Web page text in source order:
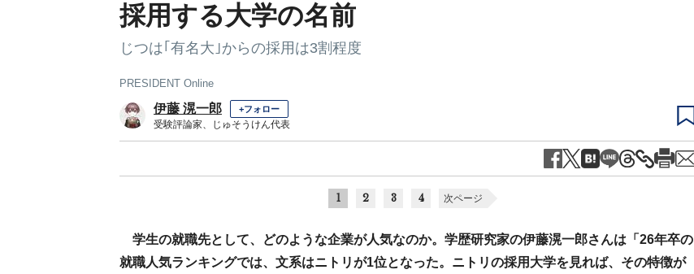
採用する大学の名前
じつは｢有名大｣からの採用は3割程度
PRESIDENT Online
伊藤 滉一郎 +フォロー
受験評論家、じゅそうけん代表
1 2 3 4 次ページ
学生の就職先として、どのような企業が人気なのか。学歴研究家の伊藤滉一郎さんは「26年卒の
就職人気ランキングでは、文系はニトリが1位となった。ニトリの採用大学を見れば、その特徴が